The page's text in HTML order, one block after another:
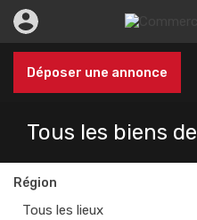
Déposer une annonce
Tous les biens de
Région
Tous les lieux